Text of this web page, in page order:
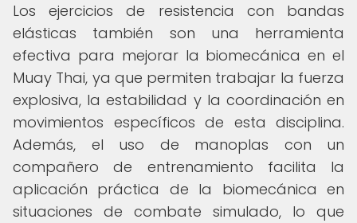
Los ejercicios de resistencia con bandas
elásticas también son una herramienta
efectiva para mejorar la biomecánica en el
Muay Thai, ya que permiten trabajar la fuerza
explosiva, la estabilidad y la coordinación en
movimientos específicos de esta disciplina.
Además, el uso de manoplas con un
compañero de entrenamiento facilita la
aplicación práctica de la biomecánica en
situaciones de combate simulado, lo que